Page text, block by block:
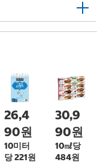
26,4
90원
10미터
당 221원
30,9
90원
10㎖당
484원